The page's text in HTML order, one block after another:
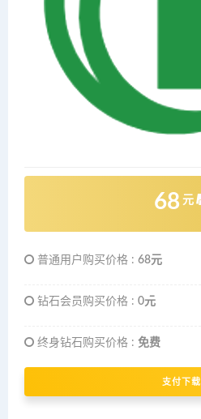
68 元
普通用户购买价格 : 68元
钻石会员购买价格 : 0元
终身钻石购买价格 : 免费
支付下载